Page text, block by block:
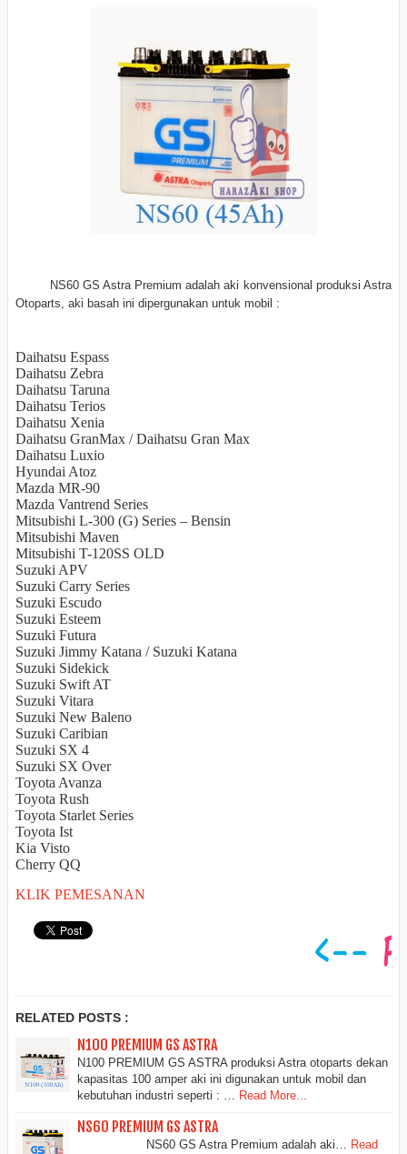
NS60 GS Astra Premium adalah aki konvensional produksi Astra
Otoparts, aki basah ini dipergunakan untuk mobil :
Daihatsu Espass
Daihatsu Zebra
Daihatsu Taruna
Daihatsu Terios
Daihatsu Xenia
Daihatsu GranMax / Daihatsu Gran Max
Daihatsu Luxio
Hyundai Atoz
Mazda MR-90
Mazda Vantrend Series
Mitsubishi L-300 (G) Series – Bensin
Mitsubishi Maven
Mitsubishi T-120SS OLD
Suzuki APV
Suzuki Carry Series
Suzuki Escudo
Suzuki Esteem
Suzuki Futura
Suzuki Jimmy Katana / Suzuki Katana
Suzuki Sidekick
Suzuki Swift AT
Suzuki Vitara
Suzuki New Baleno
Suzuki Caribian
Suzuki SX 4
Suzuki SX Over
Toyota Avanza
Toyota Rush
Toyota Starlet Series
Toyota Ist
Kia Visto
Cherry QQ
KLIK PEMESANAN
RELATED POSTS :
N100 PREMIUM GS ASTRA
N100 PREMIUM GS ASTRA produksi Astra otoparts dekan
kapasitas 100 amper aki ini digunakan untuk mobil dan
kebutuhan industri seperti : … Read More...
NS60 PREMIUM GS ASTRA
NS60 GS Astra Premium adalah aki…
Read